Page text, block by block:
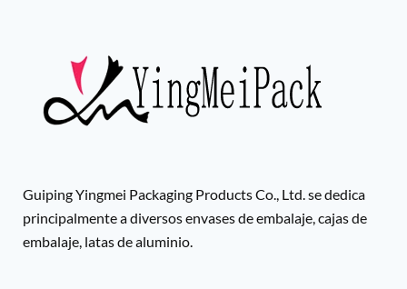
Guiping Yingmei Packaging Products Co., Ltd. se dedica
principalmente a diversos envases de embalaje, cajas de
embalaje, latas de aluminio.